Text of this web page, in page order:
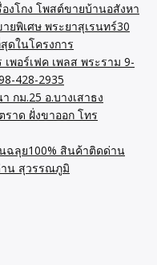
งโกง โพสต์ขายบ้านอสังหา
ยพิเศษ พระยาสุเรนทร์30
ดในโครงการ
พอร์เฟค เพลส พระราม 9-
428-2935
กม.25 อ.บางเสาธง
าด ฝั่งขาออก โทร
ฉลุย100% สินค้าติดด่าน
น สุวรรณภูมิ